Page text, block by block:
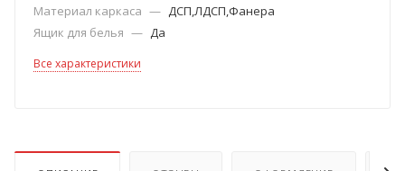
Материал каркаса — ДСП,ЛДСП,Фанера
Ящик для белья — Да
Все характеристики